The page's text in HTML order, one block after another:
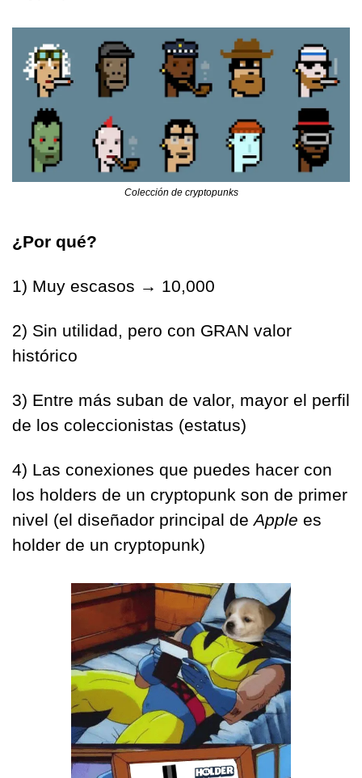
Colección de cryptopunks
¿Por qué?
1) Muy escasos → 10,000
2) Sin utilidad, pero con GRAN valor
histórico
3) Entre más suban de valor, mayor el perfil
de los coleccionistas (estatus)
4) Las conexiones que puedes hacer con
los holders de un cryptopunk son de primer
nivel (el diseñador principal de Apple es
holder de un cryptopunk)